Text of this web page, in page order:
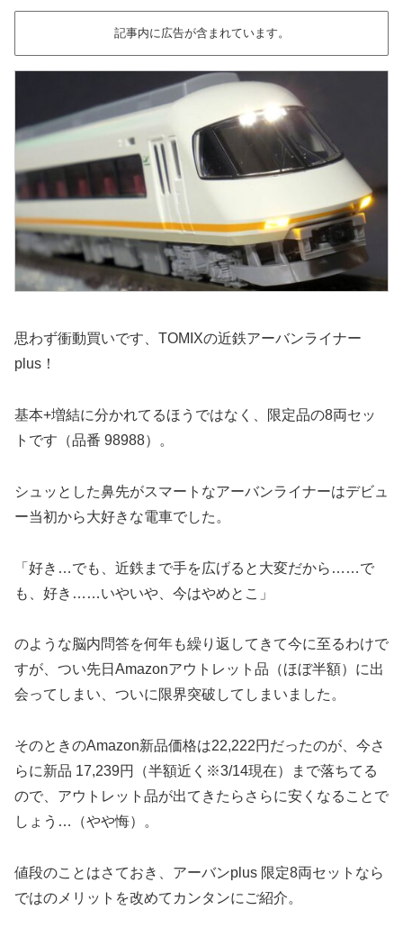
記事内に広告が含まれています。
思わず衝動買いです、TOMIXの近鉄アーバンライナー
plus！
基本+増結に分かれてるほうではなく、限定品の8両セッ
トです（品番 98988）。
シュッとした鼻先がスマートなアーバンライナーはデビュ
ー当初から大好きな電車でした。
「好き…でも、近鉄まで手を広げると大変だから……で
も、好き……いやいや、今はやめとこ」
のような脳内問答を何年も繰り返してきて今に至るわけで
すが、つい先日Amazonアウトレット品（ほぼ半額）に出
会ってしまい、ついに限界突破してしまいました。
そのときのAmazon新品価格は22,222円だったのが、今さ
らに新品 17,239円（半額近く※3/14現在）まで落ちてる
ので、アウトレット品が出てきたらさらに安くなることで
しょう…（やや悔）。
値段のことはさておき、アーバンplus 限定8両セットなら
ではのメリットを改めてカンタンにご紹介。